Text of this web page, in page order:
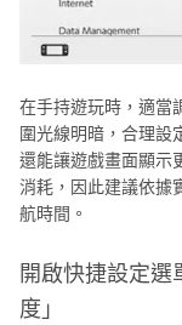
在手持遊玩時，適當
圍光線明暗，合理設
還能讓遊戲畫面顯示
消耗，因此建議依據
航時間。
開啟快捷設定
度」